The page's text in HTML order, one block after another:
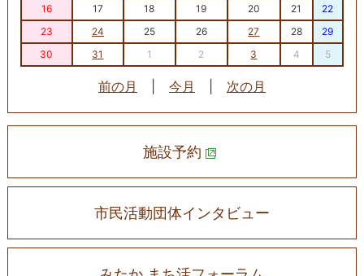
16
17 18 19 20 21
22
23
24 25 26 27 28
29
30
31 1 2 3 4 5
前の月 今月 次の月
施設予約
市民活動団体インタビュー